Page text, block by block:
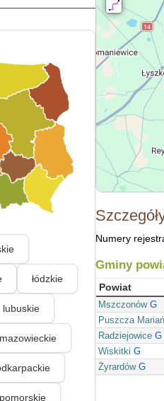
łódzkie
lubuskie
mazowieckie
pomorskie
Numery
Gminy
Powiat
Mszczonów G
Puszcza
Radziejowice G
Wiskitki G
Żyrardów G